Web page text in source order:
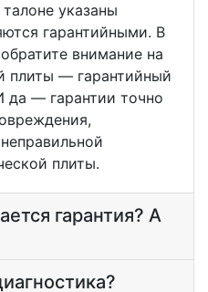
указаны
гарантийными. В
внимание на
плиты — гарантийный
да — гарантии точно
плиты.
гарантия? А